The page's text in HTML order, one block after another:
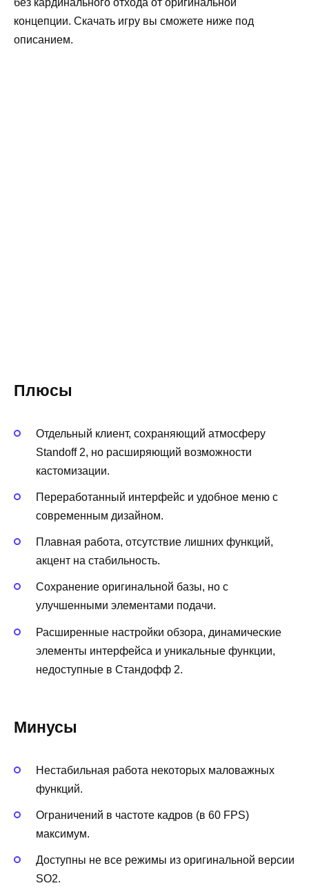
без кардинального отхода от оригинальной
концепции. Скачать игру вы сможете ниже под
описанием.
Плюсы
Отдельный клиент, сохраняющий атмосферу
Standoff 2, но расширяющий возможности
кастомизации.
Переработанный интерфейс и удобное меню с
современным дизайном.
Плавная работа, отсутствие лишних функций,
акцент на стабильность.
Сохранение оригинальной базы, но с
улучшенными элементами подачи.
Расширенные настройки обзора, динамические
элементы интерфейса и уникальные функции,
недоступные в Стандофф 2.
Минусы
Нестабильная работа некоторых маловажных
функций.
Ограничений в частоте кадров (в 60 FPS)
максимум.
Доступны не все режимы из оригинальной версии
SO2.